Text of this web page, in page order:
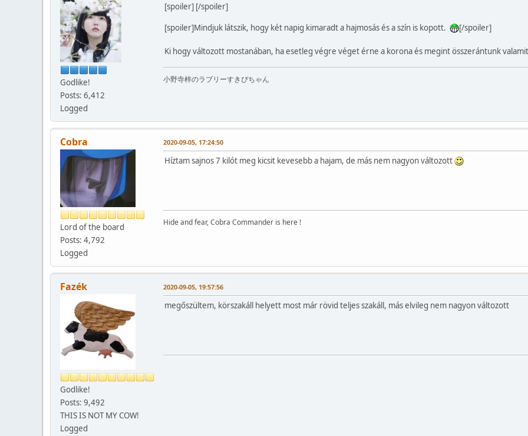
Godlike!
Posts: 6,412
Logged
[spoiler] [/spoiler]
[spoiler]Mindjuk látszik, hogy két napig kimaradt a hajmosás és a szín is kopott.
[/spoiler]
Ki hogy változott mostanában, ha esetleg végre véget érne a korona és megint összerántunk
小野寺梓のラブリーすきぴちゃん
Cobra
Lord of the board
Posts: 4,792
Logged
2020-09-05, 17:24:50
Híztam sajnos 7 kilót meg kicsit kevesebb a hajam, de más nem nagyon változott
Hide and fear, Cobra Commander is here !
Fazék
Godlike!
Posts: 9,492
THIS IS NOT MY COW!
Logged
2020-09-05, 19:57:56
megőszültem, körszakáll helyett most már rövid teljes szakáll, más elvileg nem nagyon változott